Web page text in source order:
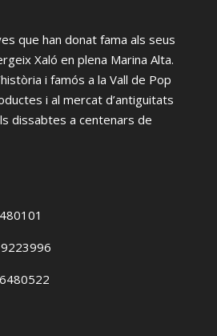
que han donat fama als seus
Xaló en plena Marina Alta.
i famós a la Vall de Pop
i al mercat d’antiguitats
dissabtes a centenars de